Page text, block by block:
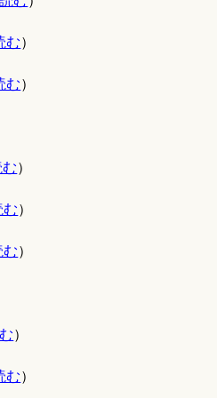
む）
む）
）
む）
む）
）
む）